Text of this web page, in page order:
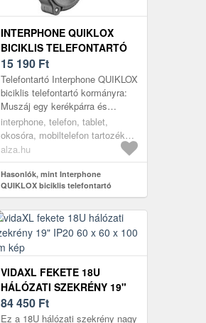
INTERPHONE QUIKLOX
BICIKLIS TELEFONTARTÓ
KORMÁNYRA
15 190 Ft
Telefontartó Interphone QUIKLOX
biciklis telefontartó kormányra:
Muszáj egy kerékpárra és
motorra csatlakoztatni a
telefonod? Akkor remek
választás...
interphone, telefon, tablet,
okosóra, mobiltelefon tartozékok,
tartók és állványok
alza.hu
Hasonlók, mint Interphone
QUIKLOX biciklis telefontartó
kormányra
VIDAXL FEKETE 18U
HÁLÓZATI SZEKRÉNY 19"
IP20 60 X 60 X 100 CM
84 450 Ft
Ez a 18U hálózati szekrény nagy